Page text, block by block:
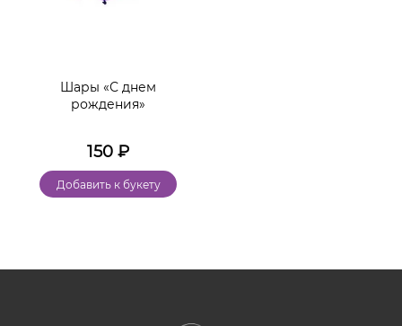
Шары «С днем
рождения»
150 ₽
Добавить к букету